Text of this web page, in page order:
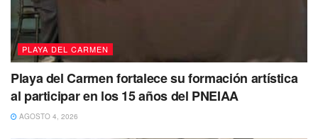
PLAYA DEL CARMEN
Playa del Carmen fortalece su formación artística
al participar en los 15 años del PNEIAA
AGOSTO 4, 2026